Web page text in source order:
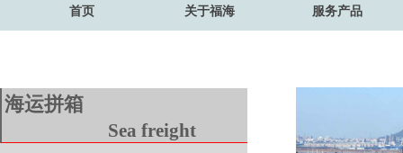
首页 关于福海 服务产品
海运拼箱
Sea freight